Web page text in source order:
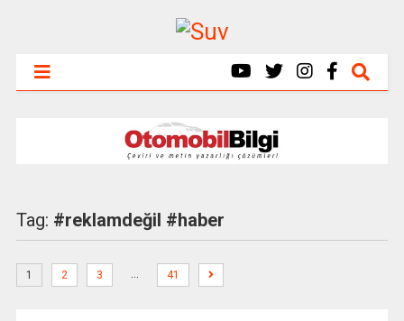
Tag: #reklamdeğil #haber
1 2 3 … 41